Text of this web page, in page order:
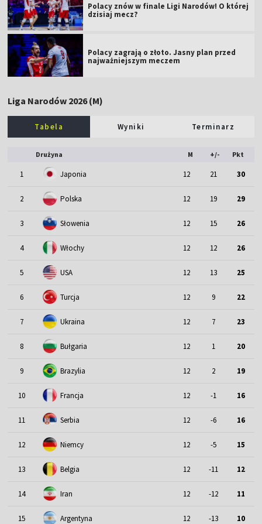
Polacy znów w finale Ligi Narodów! O której
dzisiaj mecz?
Polacy zagrają o złoto. Jasny plan przed
najważniejszym meczem
Liga Narodów 2026 (M)
Tabela Wyniki Terminarz
Drużyna M +/- Pkt
1 Japonia 12 21 30
2 Polska 12 19 29
3 Słowenia 12 15 26
4 Włochy 12 12 26
5 USA 12 13 25
6 Turcja 12 9 22
7 Ukraina 12 7 23
8 Bułgaria 12 1 20
9 Brazylia 12 2 19
10 Francja 12 -1 16
11 Serbia 12 -6 16
12 Niemcy 12 -5 15
13 Belgia 12 -11 12
14 Iran 12 -12 11
15 Argentyna 12 -13 10